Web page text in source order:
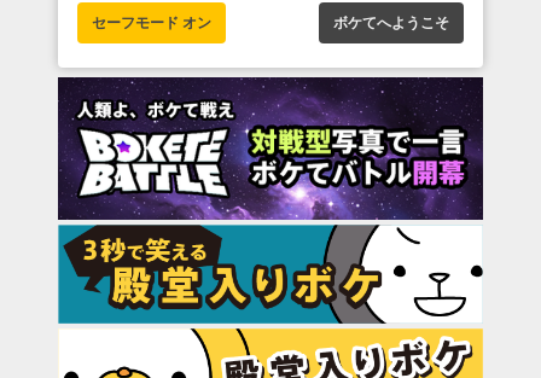
セーフモード オン ボケてへようこそ